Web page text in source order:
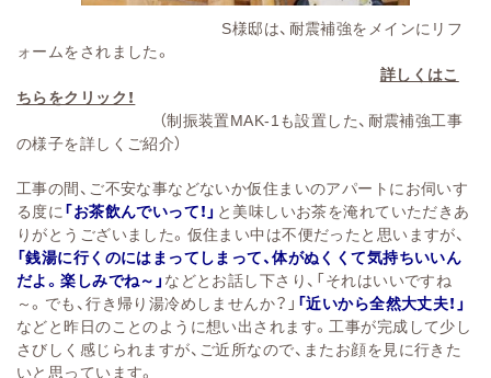
S様邸は、耐震補強をメインにリフ
ォームをされました。
詳しくはこ
ちらをクリック！
（制振装置MAK-1も設置した、耐震補強工事
の様子を詳しくご紹介）
工事の間、ご不安な事などないか仮住まいのアパートにお伺いす
る度に「お茶飲んでいって！」 と美味しいお茶を淹れていただきあ
りがとうございました。仮住まい中は不便だったと思いますが、
「銭湯に行くのにはまってしまって、体がぬくくて気持ちいいん
だよ。楽しみでね～」 などとお話し下さり、「それはいいですね
～。でも、行き帰り湯冷めしませんか？」 「近いから全然大丈夫！」
などと昨日のことのように想い出されます。工事が完成して少し
さびしく感じられますが、ご近所なので、またお顔を見に行きた
いと思っています。